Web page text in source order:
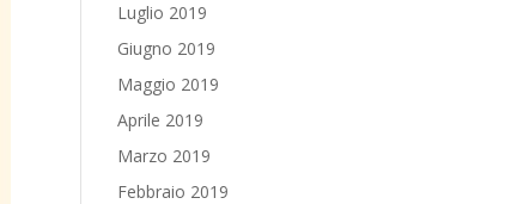
Luglio 2019
Giugno 2019
Maggio 2019
Aprile 2019
Marzo 2019
Febbraio 2019